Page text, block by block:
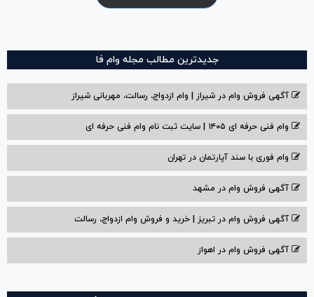
جدیدترین مطالب مجله وام فا
آگهی فروش وام در شیراز | وام ازدواج، رسالت، مهربانی شیراز
وام فنی حرفه ای ۱۴۰۵ | سایت ثبت نام وام فنی حرفه ای
وام فوری با سند آپارتمان در تهران
آگهی فروش وام در مشهد
آگهی فروش وام در تبریز | خرید و فروش وام ازدواج، رسالت
آگهی فروش وام در اهواز